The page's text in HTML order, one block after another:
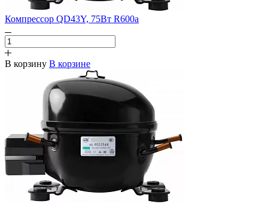
Компрессор QD43Y, 75Вт R600a
В корзину В корзине